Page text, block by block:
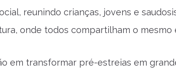
reunindo crianças, jovens e
onde todos compartilham o mesmo
em transformar pré-estreias em